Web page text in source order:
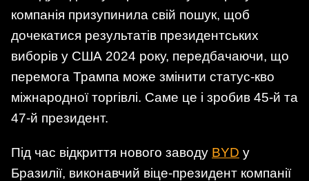
компанія призупинила свій пошук, щоб
дочекатися результатів президентських
виборів у США 2024 року, передбачаючи, що
перемога Трампа може змінити статус-кво
міжнародної торгівлі. Саме це і зробив 45-й та
47-й президент.
Під час відкриття нового заводу BYD у
Бразилії, виконавчий віце-президент компанії